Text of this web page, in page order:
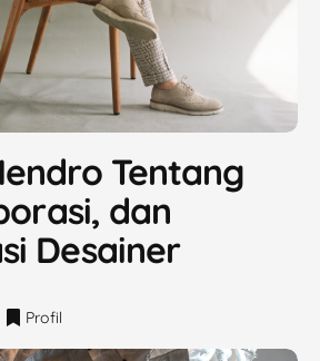
Tentang
dan
Desainer
Profil